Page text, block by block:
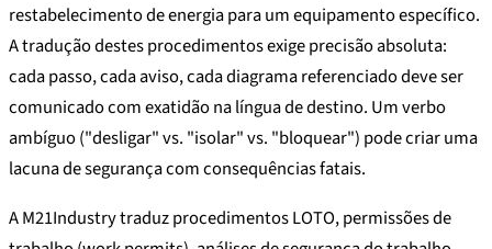
restabelecimento de energia para um equipamento específico.
A tradução destes procedimentos exige precisão absoluta:
cada passo, cada aviso, cada diagrama referenciado deve ser
comunicado com exatidão na língua de destino. Um verbo
ambíguo ("desligar" vs. "isolar" vs. "bloquear") pode criar uma
lacuna de segurança com consequências fatais.
A M21Industry traduz procedimentos LOTO, permissões de